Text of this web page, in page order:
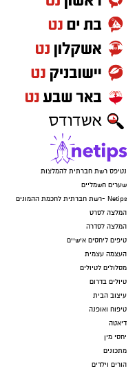
נטיפס רשת חברתית להמלצות
שערים חשמליים
Netips -רשת חברתית לחכמת ההמונים
המלצה לסרט
המלצה לסדרה
טיפים ליחסים אישיים
העצמה עצמית
מסלולים לטיולים
טיולים בדרום
עיצוב הבית
טיפוח ואופנה
דיאטה
יחסי מין
מתכונים
הורים וילדים